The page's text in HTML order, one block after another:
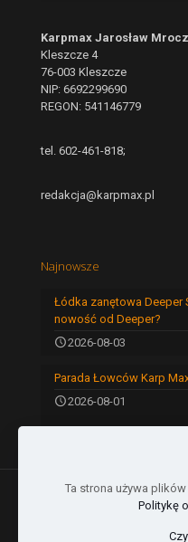
Karpmax Jarosław
Kleszcze 4
76-003 Kleszcze
NIP: 6692299690
REGON: 541146779
tel. 602-461-818;
redakcja@karpmax.pl
Najnowsze
Łódka zanętowa Deeper
nowość od Deeper?
2026-08-03
Parada Łowców Karp
2026-08-01
Ta strona używa
Politykę